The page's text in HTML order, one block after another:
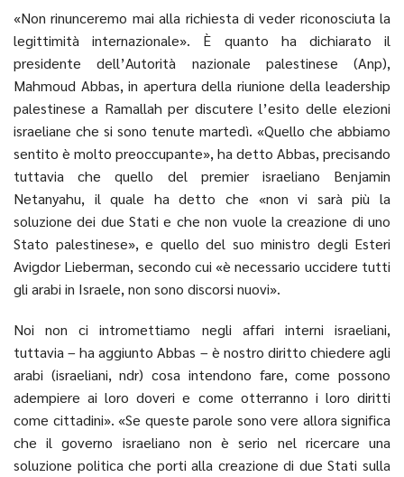
«Non rinunceremo mai alla richiesta di veder riconosciuta la
legittimità internazionale». È quanto ha dichiarato il
presidente dell’Autorità nazionale palestinese (Anp),
Mahmoud Abbas, in apertura della riunione della leadership
palestinese a Ramallah per discutere l’esito delle elezioni
israeliane che si sono tenute martedì. «Quello che abbiamo
sentito è molto preoccupante», ha detto Abbas, precisando
tuttavia che quello del premier israeliano Benjamin
Netanyahu, il quale ha detto che «non vi sarà più la
soluzione dei due Stati e che non vuole la creazione di uno
Stato palestinese», e quello del suo ministro degli Esteri
Avigdor Lieberman, secondo cui «è necessario uccidere tutti
gli arabi in Israele, non sono discorsi nuovi».
Noi non ci intromettiamo negli affari interni israeliani,
tuttavia – ha aggiunto Abbas – è nostro diritto chiedere agli
arabi (israeliani, ndr) cosa intendono fare, come possono
adempiere ai loro doveri e come otterranno i loro diritti
come cittadini». «Se queste parole sono vere allora significa
che il governo israeliano non è serio nel ricercare una
soluzione politica che porti alla creazione di due Stati sulla